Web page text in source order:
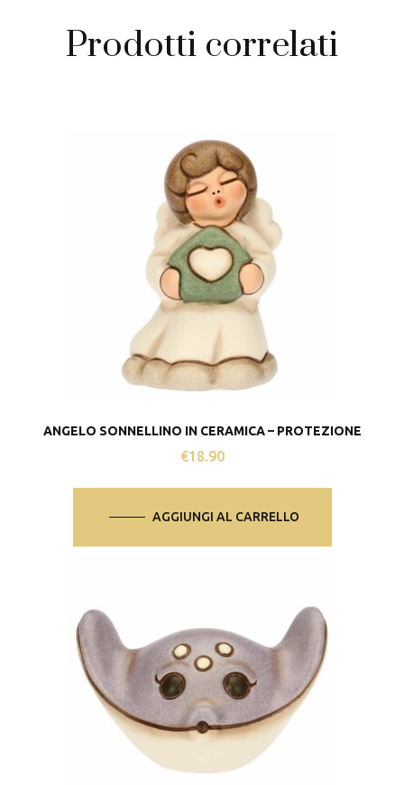
Prodotti correlati
ANGELO SONNELLINO IN CERAMICA – PROTEZIONE
€18.90
AGGIUNGI AL CARRELLO